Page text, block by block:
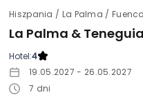
Hotel:4
19.05.2027 - 26.05.2027
7 dni